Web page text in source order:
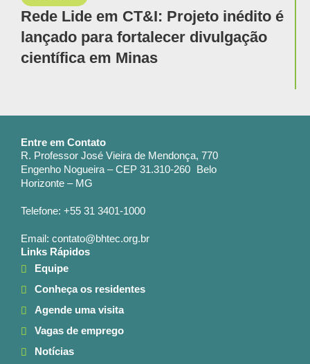
Rede Lide em CT&I: Projeto inédito é
lançado para fortalecer divulgação
científica em Minas
Entre em Contato
R. Professor José Vieira de Mendonça, 770
Engenho Nogueira – CEP 31.310-260 Belo
Horizonte – MG
Telefone: +55 31 3401-1000
Email: contato@bhtec.org.br
Links Rápidos
Equipe
Conheça os residentes
Agende uma visita
Vagas de emprego
Notícias